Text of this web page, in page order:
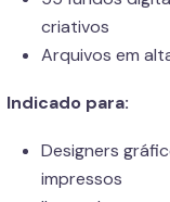
criativos
Arquivos em
Indicado para:
Designers
impressos